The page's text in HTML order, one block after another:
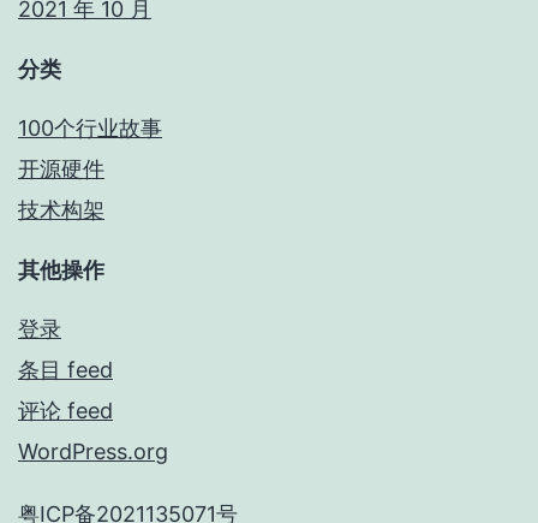
2021 年 10 月
分类
100个行业故事
开源硬件
技术构架
其他操作
登录
条目 feed
评论 feed
WordPress.org
粤ICP备2021135071号